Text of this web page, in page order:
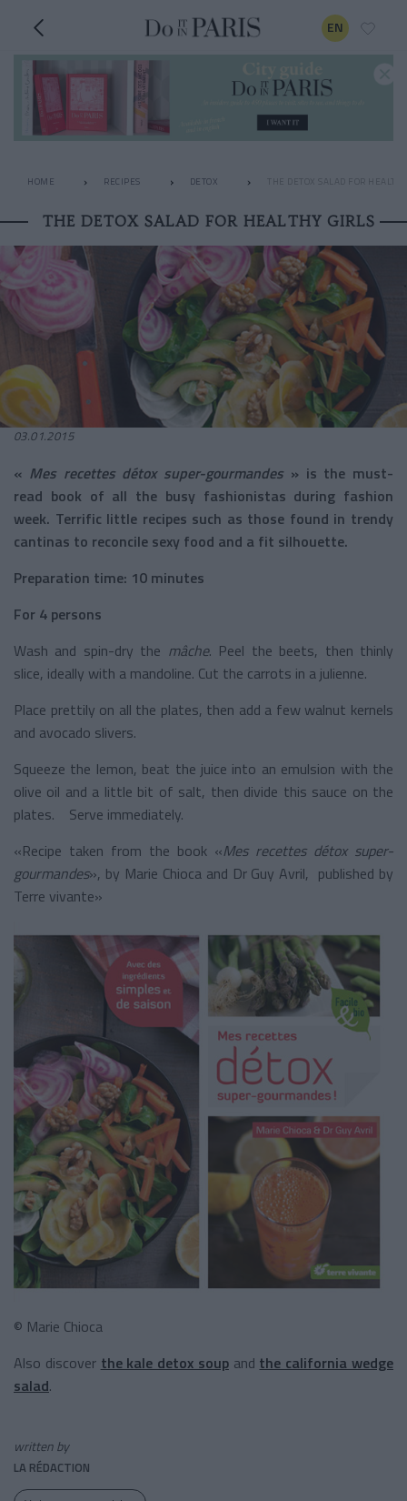
EN
HOME RECIPES DETOX THE DETOX SALAD FOR
THE DETOX SALAD FOR HEALTHY GIRLS
03.01.2015
« Mes recettes détox super-gourmandes » is the must-
read book of all the busy fashionistas during fashion
week. Terrific little recipes such as those found in trendy
cantinas to reconcile sexy food and a fit silhouette.
Preparation time: 10 minutes
For 4 persons
Wash and spin-dry the mâche. Peel the beets, then thinly
slice, ideally with a mandoline. Cut the carrots in a julienne.
Place prettily on all the plates, then add a few walnut kernels
and avocado slivers.
Squeeze the lemon, beat the juice into an emulsion with the
olive oil and a little bit of salt, then divide this sauce on the
plates. Serve immediately.
«Recipe taken from the book «Mes recettes détox super-
gourmandes», by Marie Chioca and Dr Guy Avril, published by
Terre vivante»
© Marie Chioca
Also discover the kale detox soupand the california wedge
salad.
written by
LA RÉDACTION